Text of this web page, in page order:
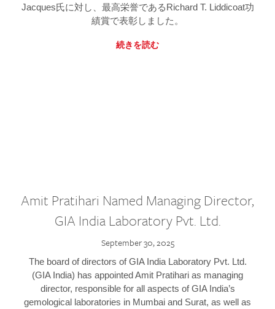
Jacques氏に対し、最高栄誉であるRichard T. Liddicoat功
績賞で表彰しました。
続きを読む
Amit Pratihari Named Managing Director,
GIA India Laboratory Pvt. Ltd.
September 30, 2025
The board of directors of GIA India Laboratory Pvt. Ltd.
(GIA India) has appointed Amit Pratihari as managing
director, responsible for all aspects of GIA India’s
gemological laboratories in Mumbai and Surat, as well as